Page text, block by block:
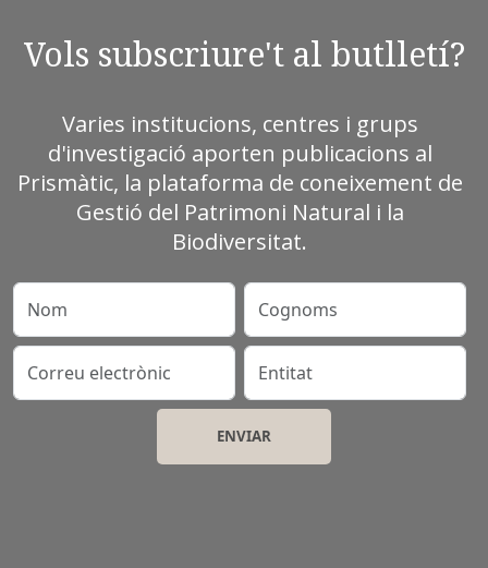
Vols subscriure't al butlletí?
Varies institucions, centres i grups
d'investigació aporten publicacions al
Prismàtic, la plataforma de coneixement de
Gestió del Patrimoni Natural i la
Biodiversitat.
Nom Cognoms
Correu electrònic Entitat